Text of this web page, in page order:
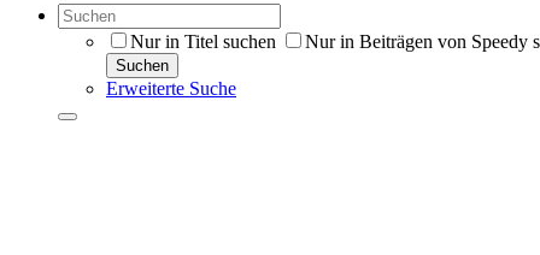
Nur in Titel suchen Nur in Beiträgen von Speedy
Suchen
Erweiterte Suche